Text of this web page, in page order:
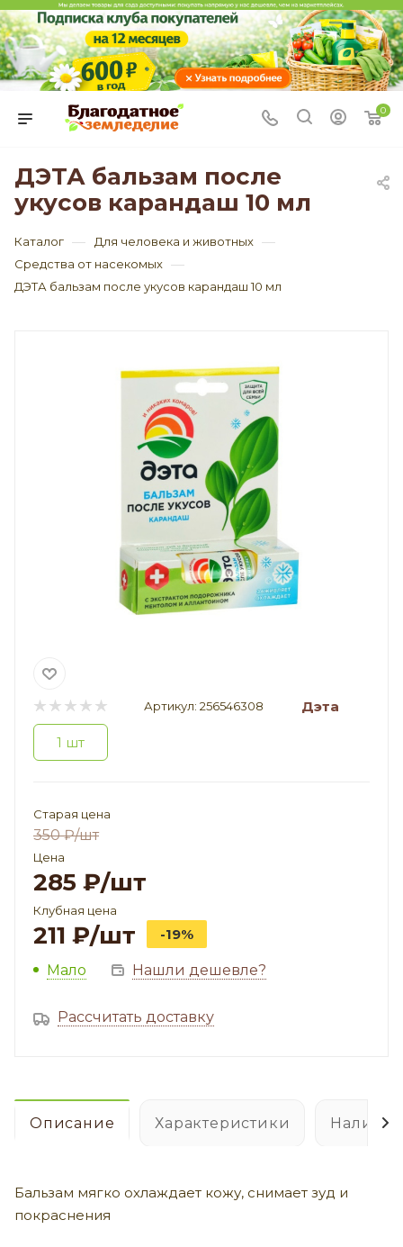
0
ДЭТА бальзам после
укусов карандаш 10 мл
Каталог — Для человека и животных —
Средства от насекомых —
ДЭТА бальзам после укусов карандаш 10 мл
Артикул: 256546308 Дэта
1 шт
Старая цена
350₽/шт
Цена
285 ₽/шт
Клубная цена
211 ₽/шт -19%
Мало Нашли дешевле?
Рассчитать доставку
Описание Характеристики
Бальзам мягко охлаждает кожу, снимает зуд и
покраснения